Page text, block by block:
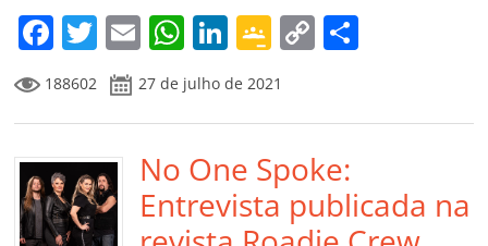
m
F
a
c
e
b
o
T
w
itt
er
E
m
ai
l
W
h
at
s
A
p
Li
n
k
e
dI
n
G
o
o
gl
e
Cl
C
y
Li
n
p
til
188602 27 de julho de 2021
No One Spoke:
Entrevista publicada na